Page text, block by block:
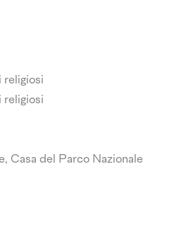
religiosi
religiosi
Casa del Parco Nazionale